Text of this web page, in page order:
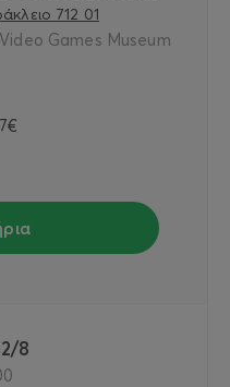
712 01
Games Museum
7€
8